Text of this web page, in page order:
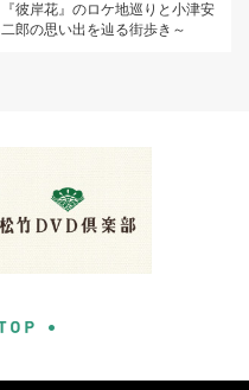
『彼岸花』のロケ地巡りと小津安
二郎の思い出を辿る街歩き～